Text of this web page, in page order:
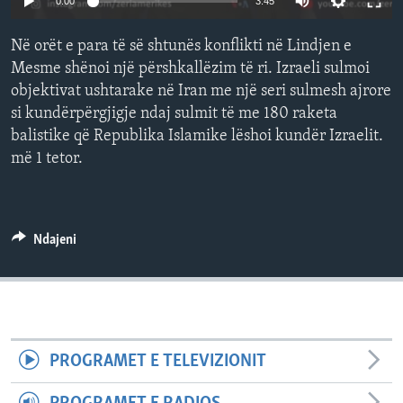
DITARI
Në orët e para të së shtunës konflikti në Lindjen e
Mesme shënoi një përshkallëzim të ri. Izraeli sulmoi
objektivat ushtarake në Iran me një seri sulmesh ajrore
si kundërpërgjigje ndaj sulmit të me 180 raketa
balistike që Republika Islamike lëshoi kundër Izraelit.
më 1 tetor.
Ndajeni
PROGRAMET E TELEVIZIONIT